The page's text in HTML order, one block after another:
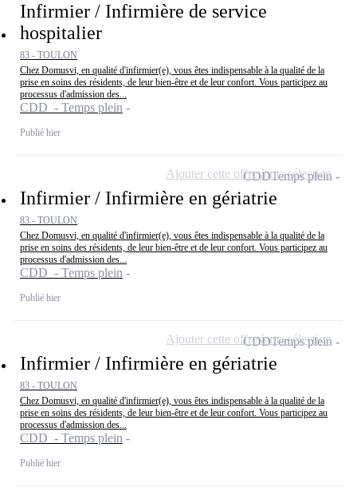
Infirmier / Infirmière de service
hospitalier
83 - TOULON
Chez Domusvi, en qualité d'infirmier(e), vous êtes indispensable à la qualité de la
prise en soins des résidents, de leur bien-être et de leur confort. Vous participez au
processus d'admission des...
CDD - Temps plein
Publié hier
Infirmier / Infirmière en gériatrie
83 - TOULON
Chez Domusvi, en qualité d'infirmier(e), vous êtes indispensable à la qualité de la
prise en soins des résidents, de leur bien-être et de leur confort. Vous participez au
processus d'admission des...
CDD - Temps plein
Publié hier
CDDTemps plein
Ajouter cette offre à ma sélection
Infirmier / Infirmière en gériatrie
83 - TOULON
Chez Domusvi, en qualité d'infirmier(e), vous êtes indispensable à la qualité de la
prise en soins des résidents, de leur bien-être et de leur confort. Vous participez au
processus d'admission des...
CDD - Temps plein
Publié hier
CDDTemps plein
Ajouter cette offre à ma sélection